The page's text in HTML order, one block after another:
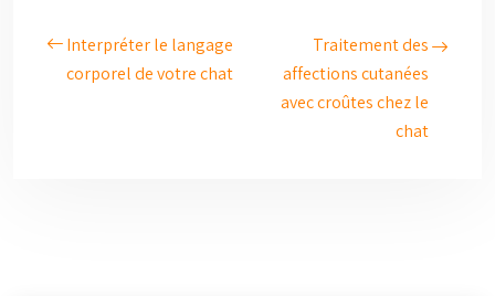
Interpréter le langage
corporel de votre chat
Traitement des
affections cutanées
avec croûtes chez le
chat